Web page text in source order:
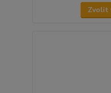
Zvolit